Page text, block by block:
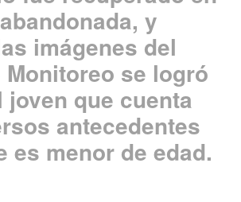
y
imágenes del
Monitoreo se logró
joven que cuenta
antecedentes
es menor de edad.